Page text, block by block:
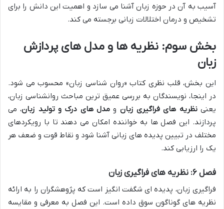
آسیب به آن در حوزه زبان آشنا می سازد و اهمیت این دانش را برای
تشخیص و درمان اختلالات زبانی برجسته می کند.
بخش سوم: نظریه ها و مدل های پردازش
زبان
این بخش، قلب نظری کتاب «روان شناسی زبان» محسوب می شود.
در اینجا، نویسندگان به بررسی عمیق ترین مباحث روانشناسی زبان،
یعنینظریه های فراگیری زبان و مدل های درک و تولید زبان، می
پردازند. این فصل ها به خواننده امکان می دهند تا با رویکردهای
مختلف در تبیین پدیده های زبانی آشنا شود و نقاط قوت و ضعف هر
یک را ارزیابی کند.
فصل ۶: نظریه های فراگیری زبان
فراگیری زبان، پدیده ای شگفت انگیز است که پژوهشگران را به ارائه
نظریه های گوناگون سوق داده است. این فصل به معرفی و مقایسه